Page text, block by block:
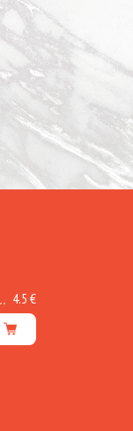
4.5 €